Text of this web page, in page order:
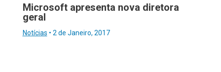
Microsoft apresenta nova diretora
geral
Notícias • 2 de Janeiro, 2017